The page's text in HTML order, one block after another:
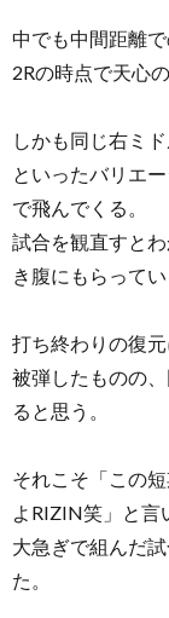
中でも中間距離
2Rの時点で天心
しかも同じ右ミ
といったバリエ
で飛んでくる。
試合を観直すと
き腹にもらってい
打ち終わりの復
被弾したものの
ると思う。
それこそ「この
よRIZIN笑」と言
大急ぎで組んだ
た。